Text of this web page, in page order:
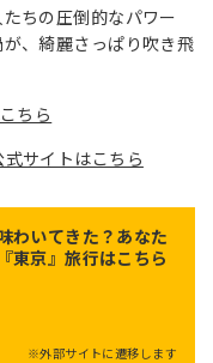
ちの圧倒的なパワー
、綺麗さっぱり吹き飛
ちら
サイトはこちら
わいてきた？あなた
東京』旅行はこちら
※外部サイトに遷移します